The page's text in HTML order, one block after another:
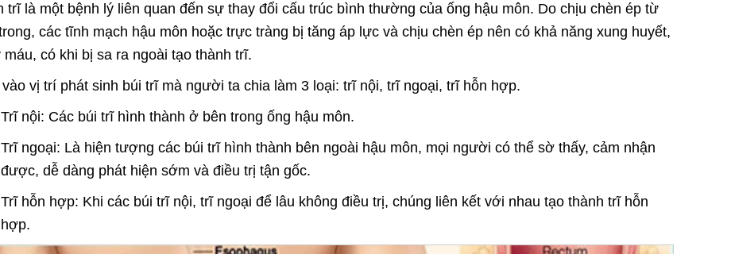
trĩ là một bệnh lý liên quan đến sự thay đổi cấu trúc bình thường của ống hậu môn. Do chịu chèn ép từ
các tĩnh mạch hậu môn hoặc trực tràng bị tăng áp lực và chịu chèn ép nên có khả năng xung huyết,
máu, có khi bị sa ra ngoài tạo thành trĩ.
vị trí phát sinh búi trĩ mà người ta chia làm 3 loại: trĩ nội, trĩ ngoại, trĩ hỗn hợp.
Trĩ nội: Các búi trĩ hình thành ở bên trong ống hậu môn.
Trĩ ngoại: Là hiện tượng các búi trĩ hình thành bên ngoài hậu môn, mọi người có thể sờ thấy, cảm nhận
được, dễ dàng phát hiện sớm và điều trị tận gốc.
Trĩ hỗn hợp: Khi các búi trĩ nội, trĩ ngoại để lâu không điều trị, chúng liên kết với nhau tạo thành trĩ hỗn
hợp.